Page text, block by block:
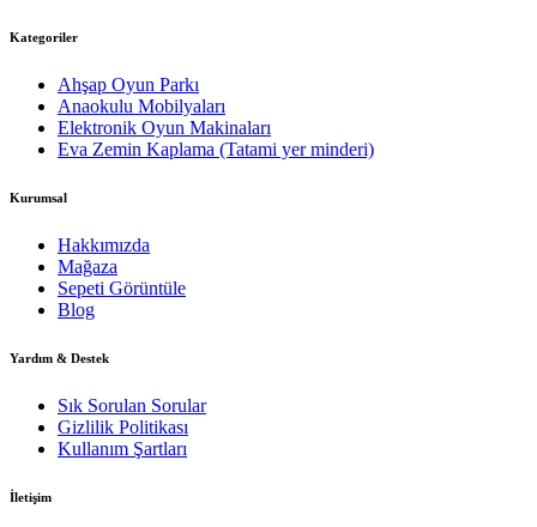
Kategoriler
Ahşap Oyun Parkı
Anaokulu Mobilyaları
Elektronik Oyun Makinaları
Eva Zemin Kaplama (Tatami yer minderi)
Kurumsal
Hakkımızda
Mağaza
Sepeti Görüntüle
Blog
Yardım & Destek
Sık Sorulan Sorular
Gizlilik Politikası
Kullanım Şartları
İletişim